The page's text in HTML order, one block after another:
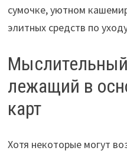
сумочке, уютном
элитных средств по
лежащий в
карт
Хотя некоторые могут